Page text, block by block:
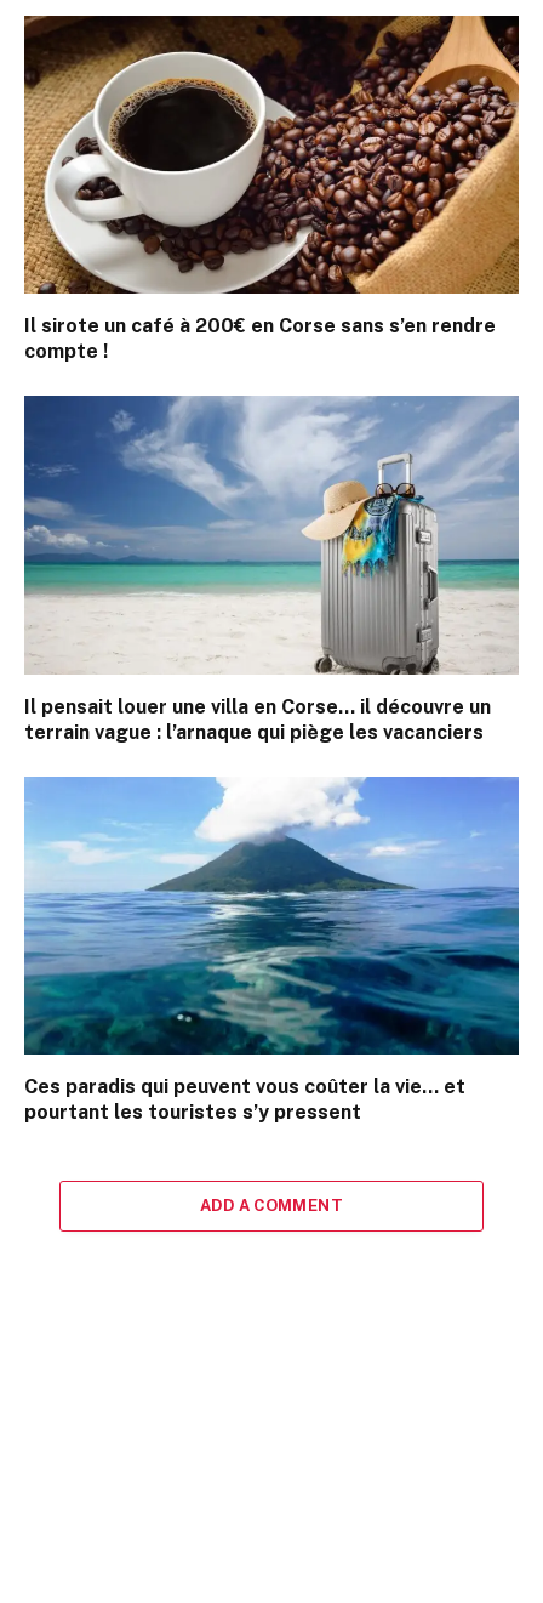
Il sirote un café à 200€ en Corse sans s’en rendre
compte !
Il pensait louer une villa en Corse… il découvre un
terrain vague : l’arnaque qui piège les vacanciers
Ces paradis qui peuvent vous coûter la vie… et
pourtant les touristes s’y pressent
ADD A COMMENT